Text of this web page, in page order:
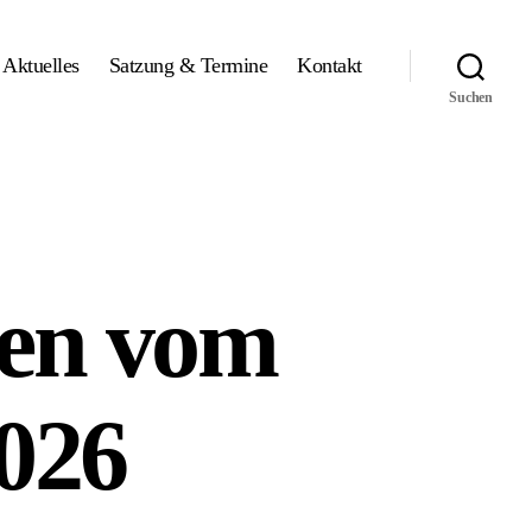
Aktuelles Satzung & Termine Kontakt
Suchen
vom